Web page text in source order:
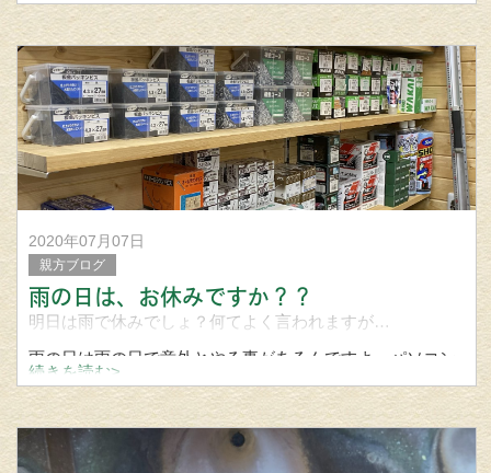
予定は大幅に狂い仕事がたんまり…
職人殺すにゃ刃物は
2020年07月07日
親方ブログ
雨の日は、お休みですか？？
明日は雨で休みでしょ？何てよく言われますが…
雨の日は雨の日で意外とやる事があるんですよ。パソコン
（事務的作業）から始まり。在庫
や道具のメンテナンス、加工など。
雨の時にだか
続きを読む>